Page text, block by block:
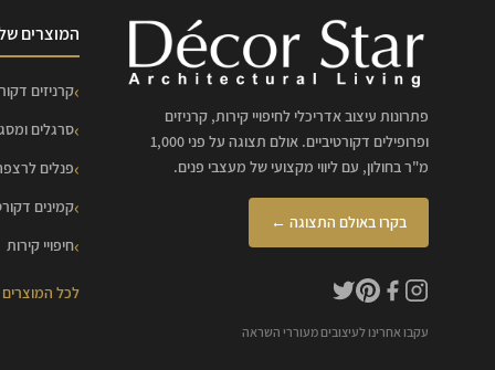
פתרונות עיצוב אדריכלי לחיפויי קירות, קרניזים
ופרופילים דקורטיביים. אולם תצוגה על פני 1,000
מ"ר בחולון, עם ליווי מקצועי של מעצבי פנים.
בקרו באולם התצוגה ←
עקבו אחרינו לעיצובים מעוררי השראה
המוצרים
קרניזים
סרגלים
פנלים
קמינים
חיפויי קירות
לכל